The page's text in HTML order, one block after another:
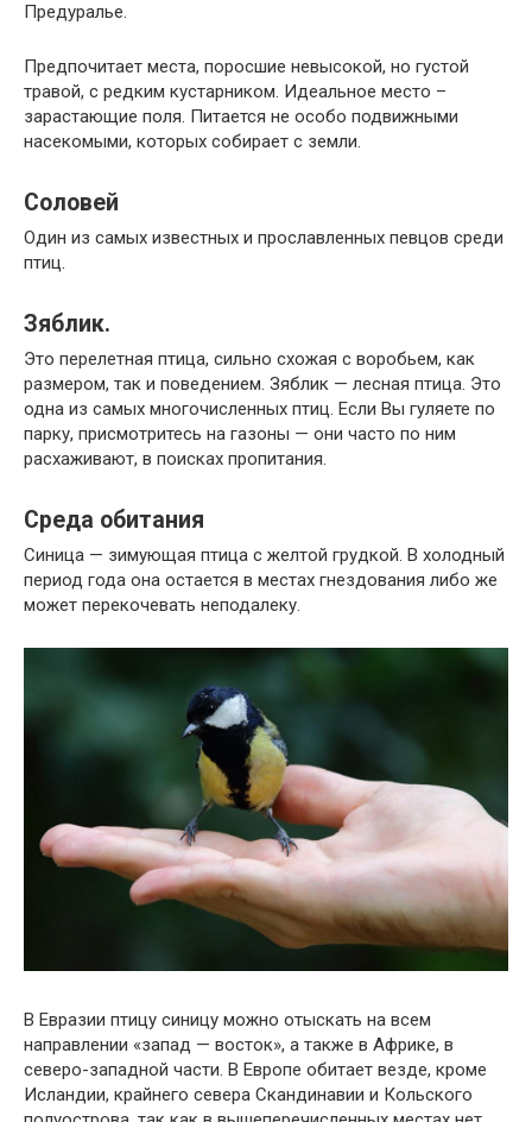
Предуралье.
Предпочитает места, поросшие невысокой, но густой
травой, с редким кустарником. Идеальное место –
зарастающие поля. Питается не особо подвижными
насекомыми, которых собирает с земли.
Соловей
Один из самых известных и прославленных певцов среди
птиц.
Зяблик.
Это перелетная птица, сильно схожая с воробьем, как
размером, так и поведением. Зяблик — лесная птица. Это
одна из самых многочисленных птиц. Если Вы гуляете по
парку, присмотритесь на газоны — они часто по ним
расхаживают, в поисках пропитания.
Среда обитания
Синица — зимующая птица с желтой грудкой. В холодный
период года она остается в местах гнездования либо же
может перекочевать неподалеку.
В Евразии птицу синицу можно отыскать на всем
направлении «запад — восток», а также в Африке, в
северо-западной части. В Европе обитает везде, кроме
Исландии, крайнего севера Скандинавии и Кольского